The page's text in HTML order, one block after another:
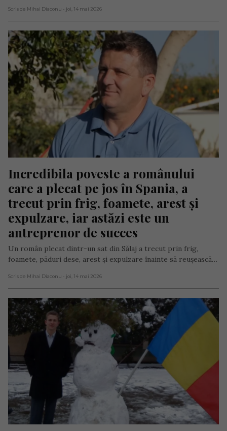
Scris de Mihai Diaconu - joi, 14 mai 2026
Incredibila poveste a românului
care a plecat pe jos în Spania, a
trecut prin frig, foamete, arest și
expulzare, iar astăzi este un
antreprenor de succes
Un român plecat dintr-un sat din Sălaj a trecut prin frig,
foamete, păduri dese, arest și expulzare înainte să reușească…
Scris de Mihai Diaconu - joi, 14 mai 2026